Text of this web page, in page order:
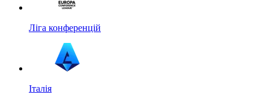
Ліга конференцій
Італія